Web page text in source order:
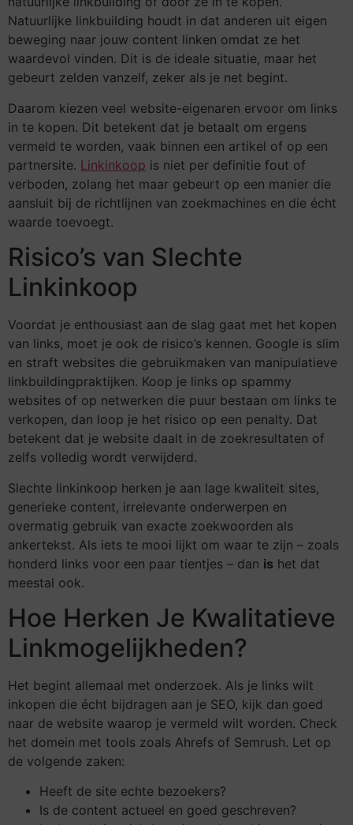
Natuurlijke linkbuilding houdt in dat anderen uit eigen
beweging naar jouw content linken omdat ze het
waardevol vinden. Dit is de ideale situatie, maar het
gebeurt zelden vanzelf, zeker als je net begint.
Daarom kiezen veel website-eigenaren ervoor om links
in te kopen. Dit betekent dat je betaalt om ergens
vermeld te worden, vaak binnen een artikel of op een
partnersite. Linkinkoop is niet per definitie fout of
verboden, zolang het maar gebeurt op een manier die
aansluit bij de richtlijnen van zoekmachines en die écht
waarde toevoegt.
Risico’s van Slechte
Linkinkoop
Voordat je enthousiast aan de slag gaat met het kopen
van links, moet je ook de risico’s kennen. Google is slim
en straft websites die gebruikmaken van manipulatieve
linkbuildingpraktijken. Koop je links op spammy
websites of op netwerken die puur bestaan om links te
verkopen, dan loop je het risico op een penalty. Dat
betekent dat je website daalt in de zoekresultaten of
zelfs volledig wordt verwijderd.
Slechte linkinkoop herken je aan lage kwaliteit sites,
generieke content, irrelevante onderwerpen en
overmatig gebruik van exacte zoekwoorden als
ankertekst. Als iets te mooi lijkt om waar te zijn – zoals
honderd links voor een paar tientjes – dan is het dat
meestal ook.
Hoe Herken Je Kwalitatieve
Linkmogelijkheden?
Het begint allemaal met onderzoek. Als je links wilt
inkopen die écht bijdragen aan je SEO, kijk dan goed
naar de website waarop je vermeld wilt worden. Check
het domein met tools zoals Ahrefs of Semrush. Let op
de volgende zaken:
Heeft de site echte bezoekers?
Is de content actueel en goed geschreven?